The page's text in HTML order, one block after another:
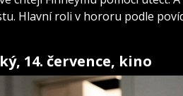
Hlavní roli v hororu podle
14. července, kino